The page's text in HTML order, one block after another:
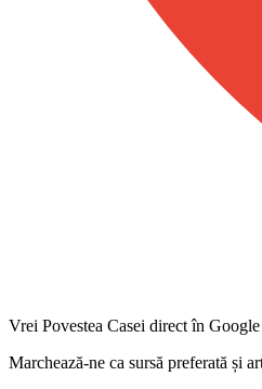
Vrei Povestea Casei direct în
Marchează-ne ca sursă preferată și